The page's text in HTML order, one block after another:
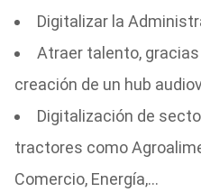
Digitalizar la
Atraer talento,
creación de un hub
Digitalización de
tractores como
Comercio, Energía,…